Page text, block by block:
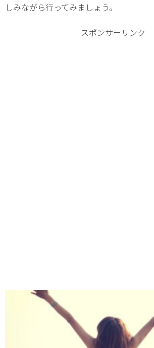
しみながら行ってみましょう。
スポンサーリンク